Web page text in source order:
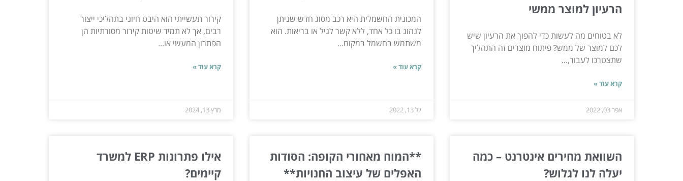
הרעיון למוצר ממשי
לא בטוחים מה לעשות כדי להפוך את הרעיון שיש
לכם למוצר של ממש? פיתוח מוצרים זה התהליך
שתצטרכו לעבור,...
קרא עוד »
אפר 03, 2022
המכונית החשמלית היא רכב מסוג חדש שניתן
לנהוג בו כל אחד, ללא קשר לגיל או בריאות. הוא
משתמש בחשמל במקום...
קרא עוד »
יול 13, 2022
קירור תעשייתי הוא היבט חיוני בתהליכי ייצור
רבים, אך לא תמיד שיטות קירור מסורתיות הן
הפתרון המעשי או...
קרא עוד »
מרץ 13, 2024
השוואת מחירים אינטרנט – כמה
יעלה לנו לגלוש?
**המוח מאחורי הקופה: הסודות
האפלים של עיצוב החנויות**
אילו פתרונות ERP למשרד
קיימים?